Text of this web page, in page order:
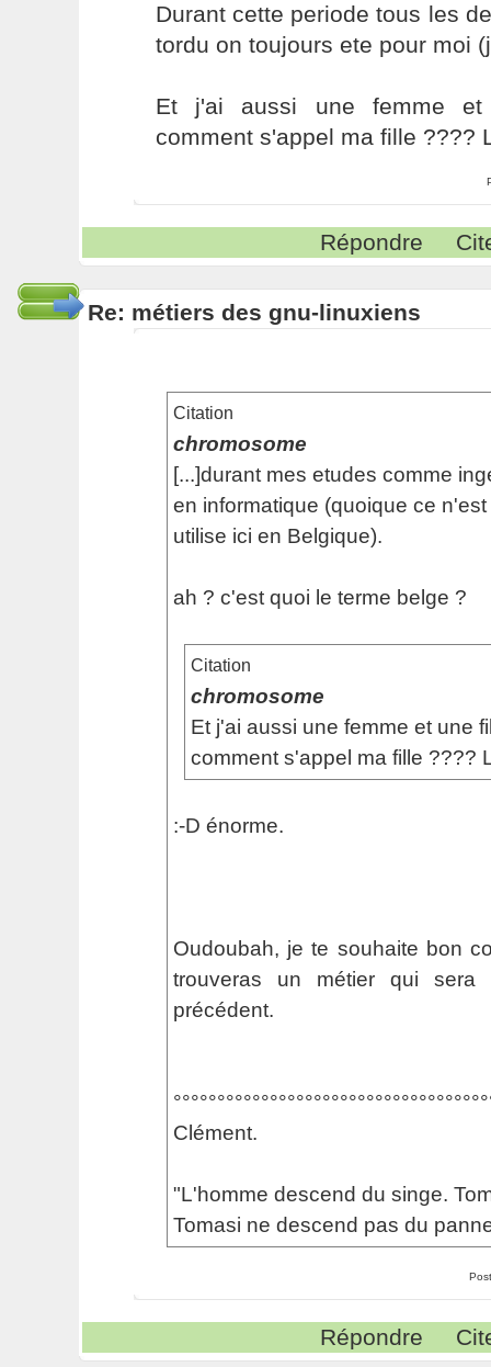
Durant cette periode tous les
tordu on toujours ete pour moi
Et j'ai aussi une femme
comment s'appel ma fille ????
Répondre
Re: métiers des gnu-linuxiens
Citation
chromosome
[...]durant mes etudes comme
en informatique (quoique ce
utilise ici en Belgique).
ah ? c'est quoi le terme belge ?
Citation
chromosome
Et j'ai aussi une femme et une
comment s'appel ma fille ????
:-D énorme.
Oudoubah, je te souhaite bon
trouveras un métier qui
précédent.
Clément.
"L'homme descend du singe.
Tomasi ne descend pas du
Répondre